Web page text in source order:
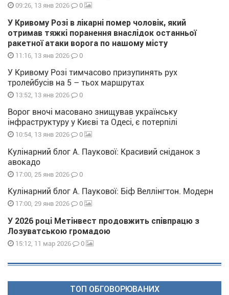
09:26, 13 янв 2026 0
У Кривому Розі в лікарні помер чоловік, який
отримав тяжкі поранення внаслідок останньої
ракетної атаки ворога по нашому місту
11:16, 13 янв 2026 0
У Кривому Розі тимчасово призупинять рух
тролейбусів на 5 – тьох маршрутах
13:52, 13 янв 2026 0
Ворог вночі масовано знищував українську
інфраструктуру у Києві та Одесі, є потерпілі
10:54, 13 янв 2026 0
Кулінарний блог А. Паукової: Красивий сніданок з
авокадо
17:00, 25 янв 2026 0
Кулінарний блог А. Паукової: Біф Веллінгтон. Модерн
17:00, 29 янв 2026 0
У 2026 році Метінвест продовжить співпрацю з
Лозуватською громадою
15:12, 11 мар 2026 0
ТОП ОБГОВОРЮВАНИХ